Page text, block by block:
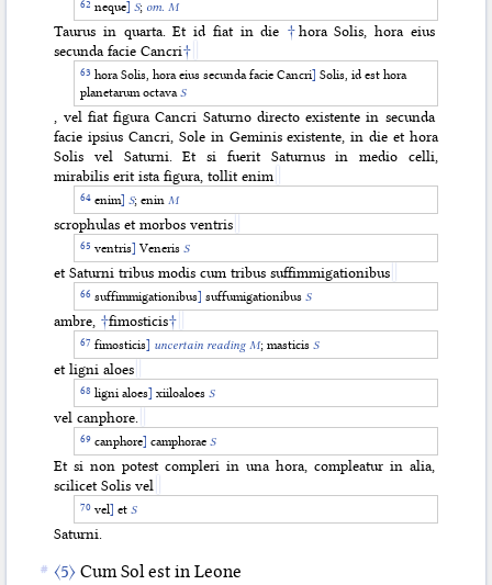
neque] S; om. M
Taurus in quarta. Et id fiat in die †hora Solis, hora eius
secunda facie Cancri†
hora Solis, hora eius secunda facie Cancri] Solis, id est hora
planetarum octava S
, vel fiat figura Cancri Saturno directo existente in secunda
facie ipsius Cancri, Sole in Geminis existente, in die et hora
Solis vel Saturni. Et si fuerit Saturnus in medio celli,
mirabilis erit ista figura, tollit enim
enim] S; enin M
scrophulas et morbos ventris
ventris] Veneris S
et Saturni tribus modis cum tribus suffimmigationibus
suffimmigationibus] suffumigationibus S
ambre, †fimosticis†
fimosticis] uncertain reading M; masticis S
et ligni aloes
ligni aloes] xiiloaloes S
vel canphore.
canphore] camphorae S
Et si non potest compleri in una hora, compleatur in alia,
scilicet Solis vel
vel] et S
Saturni.
〈5〉 Cum Sol est in Leone